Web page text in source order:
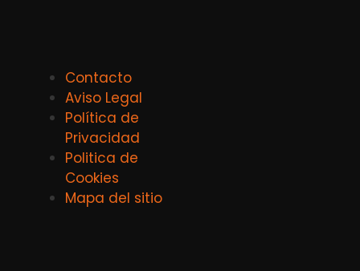
Contacto
Aviso Legal
Política de
Privacidad
Politica de
Cookies
Mapa del sitio